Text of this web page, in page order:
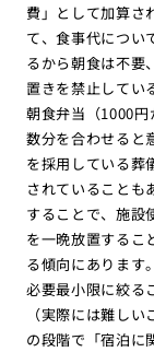
費」として加算さ
て、食事代につい
るから朝食は不要
置きを禁止してい
朝食弁当（1000
数分を合わせると
を採用している葬
されていることも
することで、施設
を一晩放置するこ
る傾向にあります
必要最小限に絞る
（実際には難し
の段階で「宿泊に